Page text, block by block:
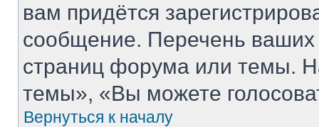
вам придётся
сообщение. Перечень ваших
страниц форума или темы.
темы», «Вы можете
Вернуться к началу